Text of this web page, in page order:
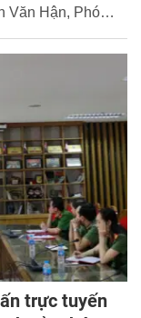
Văn Hận, Phó
trực tuyến